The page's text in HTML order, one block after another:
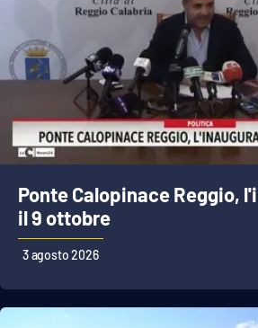
Reggio Calabria
Cosenza
Lamezia Terme
SPECIALI
Ponte Calopinace Reggio,
il 9 ottobre
3 agosto 2026